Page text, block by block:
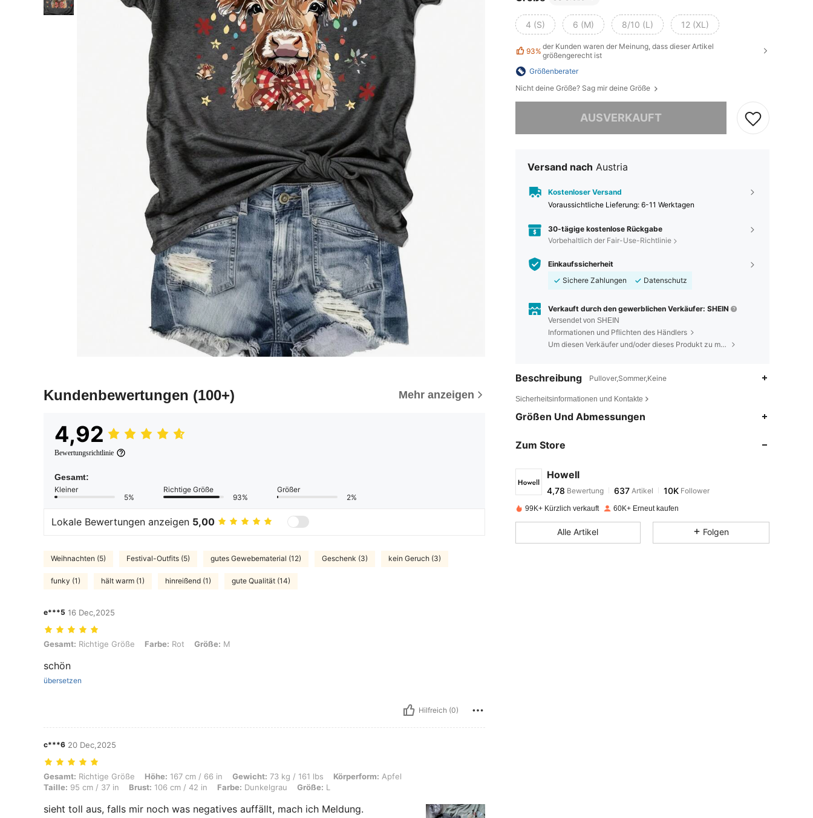
Kundenbewertungen (100+) Mehr anzeigen
4,92
Bewertungsrichtlinie
Gesamt:
Kleiner
5%
Richtige Größe
93%
Größer
2%
Lokale Bewertungen anzeigen 5,00
Weihnachten (5) Festival-Outfits (5) gutes Gewebematerial (12) Geschenk (3) kein Geruch (3)
funky (1) hält warm (1) hinreißend (1) gute Qualität (14)
e***5 16 Dec,2025
Gesamt: Richtige Größe, Farbe: Rot, Größe: M
Gesamt: Richtige Größe Farbe: Rot Größe: M
schön
übersetzen
Hilfreich (0)
c***6 20 Dec,2025
Gesamt: Richtige Größe, Höhe: 167 cm / 66 in, Gewicht: 73 kg / 161 lbs, Körperform: Apfel, Taille: 95 cm / 37 in, Brust: 106 cm / 42 in, Farbe: Dunkelgrau, Größe: L
Gesamt: Richtige Größe Höhe: 167 cm / 66 in Gewicht: 73 kg / 161 lbs Körperform: Apfel
Taille: 95 cm / 37 in Brust: 106 cm / 42 in Farbe: Dunkelgrau Größe: L
sieht toll aus, falls mir noch was negatives auffällt, mach ich Meldung.
4 (S) 6 (M) 8/10 (L) 12 (XL)
93% der Kunden waren der Meinung, dass dieser Artikel
größengerecht ist
Größenberater
Nicht deine Größe? Sag mir deine Größe
AUSVERKAUFT
Versand nach Austria
Kostenloser Versand
Voraussichtliche Lieferung: 6-11 Werktagen
30-tägige kostenlose Rückgabe
Vorbehaltlich der Fair-Use-Richtlinie
Einkaufssicherheit
Sichere Zahlungen
Datenschutz
Verkauft durch den gewerblichen Verkäufer: SHEIN
Versendet von SHEIN
Informationen und Pflichten des Händlers
Um diesen Verkäufer und/oder dieses Produkt zu melden
Beschreibung Pullover,Sommer,Keine
Sicherheitsinformationen und Kontakte
Größen Und Abmessungen
Zum Store
Howell
4,78
4,78
s***rbezahltVor 1 Tag
99K+ Kürzlich verkauft 60K+ Erneut kaufen
Alle Artikel Folgen